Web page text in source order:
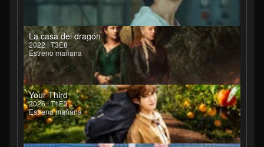
La casa del dragón
2022 | T3E8
Estreno mañana
Your Third
2026 | T1E3
Estreno mañana